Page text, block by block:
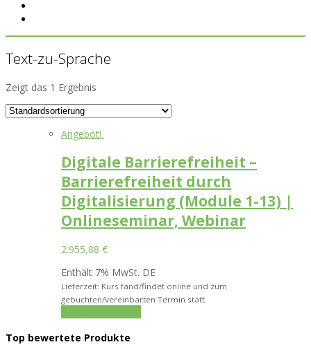
Text-zu-Sprache
Zeigt das 1 Ergebnis
Angebot!
Digitale Barrierefreiheit –
Barrierefreiheit durch
Digitalisierung (Module 1-13) |
Onlineseminar, Webinar
2.955,88 €
Enthält 7% MwSt. DE
Lieferzeit: Kurs fand/findet online und zum
gebuchten/vereinbarten Termin statt
Top bewertete Produkte